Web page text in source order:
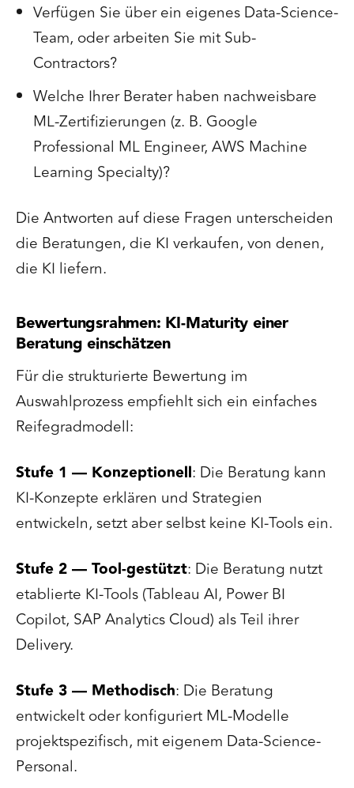
Verfügen Sie über ein eigenes Data-Science-
Team, oder arbeiten Sie mit Sub-
Contractors?
Welche Ihrer Berater haben nachweisbare
ML-Zertifizierungen (z. B. Google
Professional ML Engineer, AWS Machine
Learning Specialty)?
Die Antworten auf diese Fragen unterscheiden
die Beratungen, die KI verkaufen, von denen,
die KI liefern.
Bewertungsrahmen: KI-Maturity einer
Beratung einschätzen
Für die strukturierte Bewertung im
Auswahlprozess empfiehlt sich ein einfaches
Reifegradmodell:
Stufe 1 — Konzeptionell: Die Beratung kann
KI-Konzepte erklären und Strategien
entwickeln, setzt aber selbst keine KI-Tools ein.
Stufe 2 — Tool-gestützt: Die Beratung nutzt
etablierte KI-Tools (Tableau AI, Power BI
Copilot, SAP Analytics Cloud) als Teil ihrer
Delivery.
Stufe 3 — Methodisch: Die Beratung
entwickelt oder konfiguriert ML-Modelle
projektspezifisch, mit eigenem Data-Science-
Personal.